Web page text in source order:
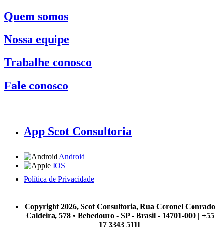
Quem somos
Nossa equipe
Trabalhe conosco
Fale conosco
App Scot Consultoria
Android
IOS
Política de Privacidade
Copyright 2026, Scot Consultoria, Rua Coronel Conrado
Caldeira, 578 • Bebedouro - SP - Brasil - 14701-000 | +55
17 3343 5111